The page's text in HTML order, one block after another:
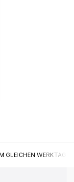
GLEICHEN WERKTAG*